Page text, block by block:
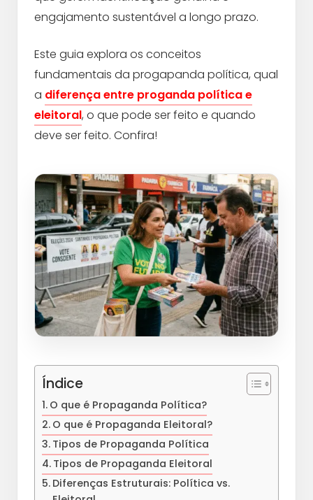
engajamento sustentável a longo prazo.
Este guia explora os conceitos
fundamentais da progapanda política, qual
a diferença entre proganda política e
eleitoral, o que pode ser feito e quando
deve ser feito. Confira!
Índice
O que é Propaganda Política?
O que é Propaganda Eleitoral?
Tipos de Propaganda Política
Tipos de Propaganda Eleitoral
Diferenças Estruturais: Política vs.